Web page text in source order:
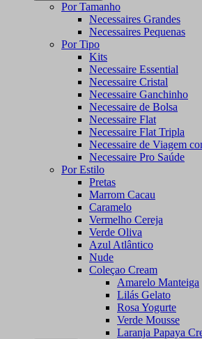
Por Tamanho
Necessaires Grandes
Necessaires Pequenas
Por Tipo
Kits
Necessaire Essential
Necessaire Cristal
Necessaire Ganchinho
Necessaire de Bolsa
Necessaire Flat
Necessaire Flat Tripla
Necessaire de Viagem
Necessaire Pro Saúde
Por Estilo
Pretas
Marrom Cacau
Caramelo
Vermelho Cereja
Verde Oliva
Azul Atlântico
Nude
Coleçao Cream
Amarelo Manteiga
Lilás Gelato
Rosa Yogurte
Verde Mousse
Laranja Papaya